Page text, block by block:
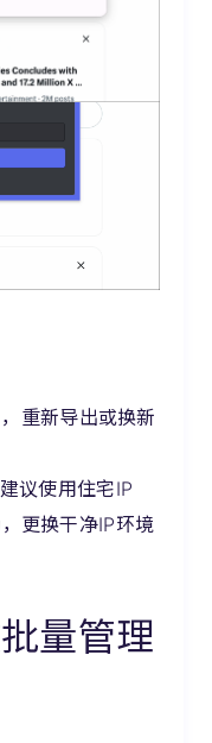
重新导出或换新
议使用住宅IP
更换干净IP环境
量管理